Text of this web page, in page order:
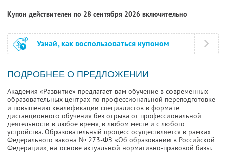
Купон действителен по 28 сентября 2026 включительно
Узнай, как воспользоваться купоном
ПОДРОБНЕЕ О ПРЕДЛОЖЕНИИ
Академия «Развитие» предлагает вам обучение в современных
образовательных центрах по профессиональной переподготовке
и повышению квалификации специалистов в формате
дистанционного обучения без отрыва от профессиональной
деятельности в любое время, в любом месте и с любого
устройства. Образовательный процесс осуществляется в рамках
Федерального закона № 273-ФЗ «Об образовании в Российской
Федерации», на основе актуальной нормативно-правовой базы.